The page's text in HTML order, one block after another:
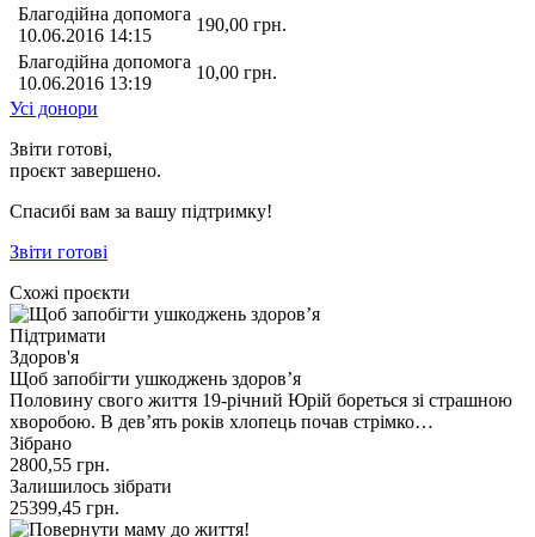
Благодійна допомога
10.06.2016 14:15
190,00 грн.
Благодійна допомога
10.06.2016 13:19
10,00 грн.
Усі донори
Звіти готові,
проєкт завершено.
Спасибі вам за вашу підтримку!
Звіти готові
Схожі проєкти
Підтримати
Здоров'я
Щоб запобігти ушкоджень здоров’я
Половину свого життя 19-річний Юрій бореться зі страшною
хворобою. В девʼять років хлопець почав стрімко…
Зібрано
2800,55 грн.
Залишилось зібрати
25399,45 грн.